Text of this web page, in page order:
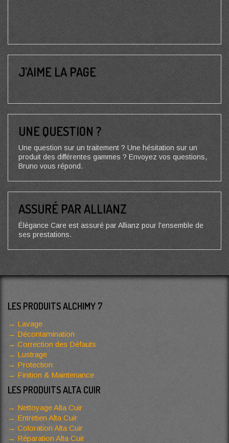
J’AIME LA PAGE
UNE QUESTION ?
Une question sur un traitement ? Une hésitation sur un
produit des différentes gammes ? Envoyez vos questions,
Bruno vous répond.
ASSURÉ PAR ALLIANZ
Élégance Care est assuré par Allianz pour l'ensemble de
ses prestations.
LES PRODUITS ALCHIMY 7
Lavage
Décontamination
Correction des Défauts
Lustrage
Protection
Finition & Maintenance
LES PRODUITS ALTA CUIR
Nettoyage Alta Cuir
Entretien Alta Cuir
Coloration Alta Cuir
Réparation Alta Cuir